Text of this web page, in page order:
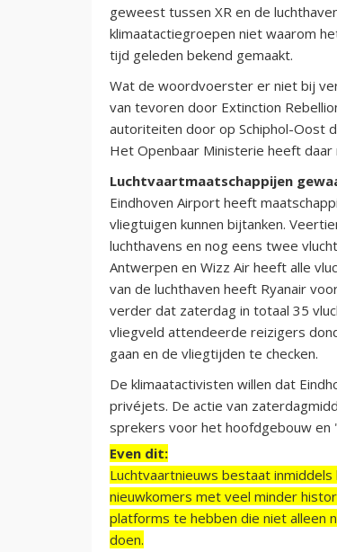
geweest tussen XR en de
klimaatactiegroepen niet waarom
tijd geleden bekend gemaakt.
Wat de woordvoerster er niet bij
van tevoren door Extinction
autoriteiten door op Schiphol-Oost
Het Openbaar Ministerie heeft daar
Luchtvaartmaatschappijen
Eindhoven Airport heeft
vliegtuigen kunnen bijtanken.
luchthavens en nog eens twee
Antwerpen en Wizz Air heeft alle
van de luchthaven heeft Ryanair
verder dat zaterdag in totaal 35
vliegveld attendeerde reizigers
gaan en de vliegtijden te checken.
De klimaatactivisten willen dat
privéjets. De actie van
sprekers voor het hoofdgebouw en
Even dit:
Luchtvaartnieuws bestaat
nieuwkomers met veel minder
platforms te hebben die niet alleen
doen.